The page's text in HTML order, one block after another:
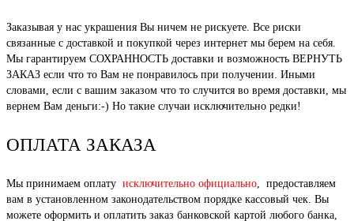
Заказывая у нас украшения Вы ничем не рискуете. Все риски
связанные с доставкой и покупкой через интернет мы берем на себя.
Мы гарантируем СОХРАННОСТЬ доставки и возможность ВЕРНУТЬ
ЗАКАЗ если что то Вам не понравилось при получении. Иными
словами, если с вашим заказом что то случится во время доставки, мы
вернем Вам деньги:-) Но такие случаи исключительно редки!
ОПЛАТА ЗАКАЗА
Мы принимаем оплату исключительно официально, предоставляем
вам в установленном законодательством порядке кассовый чек. Вы
можете оформить и оплатить заказ банковской картой любого банка,